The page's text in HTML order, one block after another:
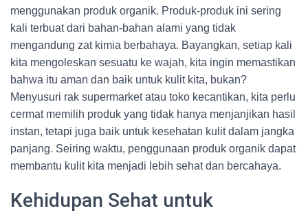
menggunakan produk organik. Produk-produk ini sering
kali terbuat dari bahan-bahan alami yang tidak
mengandung zat kimia berbahaya. Bayangkan, setiap kali
kita mengoleskan sesuatu ke wajah, kita ingin memastikan
bahwa itu aman dan baik untuk kulit kita, bukan?
Menyusuri rak supermarket atau toko kecantikan, kita perlu
cermat memilih produk yang tidak hanya menjanjikan hasil
instan, tetapi juga baik untuk kesehatan kulit dalam jangka
panjang. Seiring waktu, penggunaan produk organik dapat
membantu kulit kita menjadi lebih sehat dan bercahaya.
Kehidupan Sehat untuk